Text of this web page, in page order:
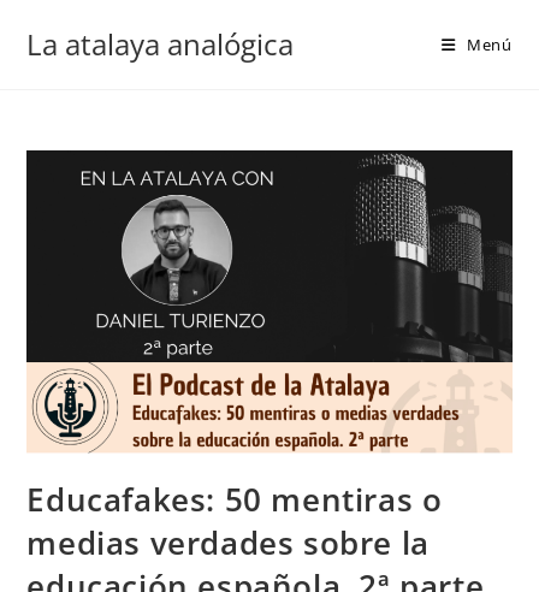
La atalaya analógica Menú
Educafakes: 50 mentiras o
medias verdades sobre la